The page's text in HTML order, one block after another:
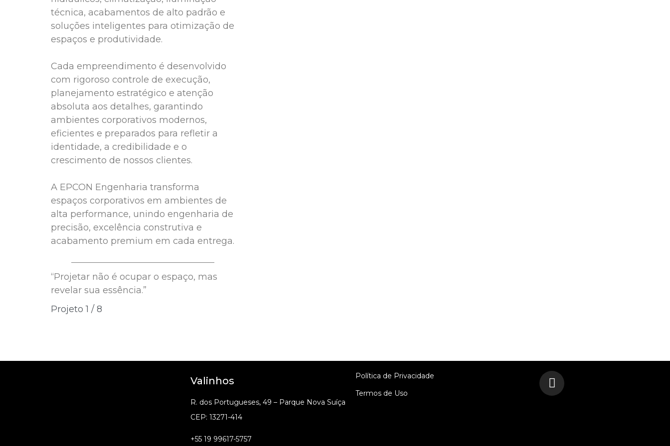
técnica, acabamentos de alto padrão e
soluções inteligentes para otimização de
espaços e produtividade.
Cada empreendimento é desenvolvido
com rigoroso controle de execução,
planejamento estratégico e atenção
absoluta aos detalhes, garantindo
ambientes corporativos modernos,
eficientes e preparados para refletir a
identidade, a credibilidade e o
crescimento de nossos clientes.
A EPCON Engenharia transforma
espaços corporativos em ambientes de
alta performance, unindo engenharia de
precisão, excelência construtiva e
acabamento premium em cada entrega.
“Projetar não é ocupar o espaço, mas
revelar sua essência.”
Projeto 1 / 8
Valinhos
R. dos Portugueses, 49 – Parque Nova Suíça
CEP: 13271-414
+55 19 99617-5757
Política de Privacidade
Termos de Uso